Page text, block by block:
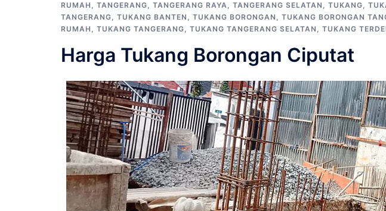
RUMAH , TANGERANG, TANGERANG RAYA, TANGERANG SELATAN , TUKANG,
TANGERANG, TUKANG BANTEN , TUKANG BORONGAN , TUKANG BORONGAN
RUMAH , TUKANG TANGERANG, TUKANG TANGERANG SELATAN , TUKANG
Harga Tukang Borongan Ciputat